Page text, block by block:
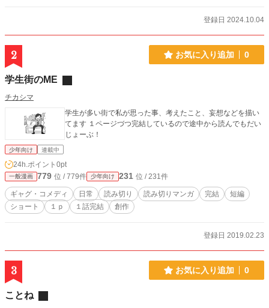
登録日 2024.10.04
2 お気に入り追加 0
学生街のME
チカシマ
学生が多い街で私が思った事、考えたこと、妄想などを描い
てます １ページづつ完結しているので途中から読んでもだい
じょーぶ！
少年向け 連載中
24h.ポイント 0pt
一般漫画 779 位 / 779件 少年向け 231 位 / 231件
ギャグ・コメディ 日常 読み切り 読み切りマンガ 完結
短編
ショート
１ｐ １話完結 創作
登録日 2019.02.23
3 お気に入り追加 0
ことね